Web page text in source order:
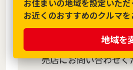
お住まいの地域を設定いただ
お近くのおすすめのクルマを
地域を